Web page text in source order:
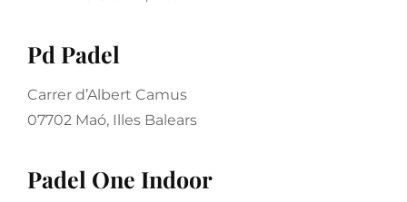
Pd Padel
Carrer d’Albert Camus
07702 Maó, Illes Balears
Padel One Indoor